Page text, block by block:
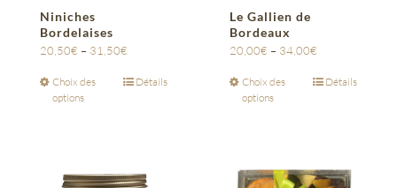
Niniches
Bordelaises
20,50€ – 31,50€
Choix des
options
Détails
Le Gallien de
Bordeaux
20,00€ – 34,00€
Choix des
options
Détails